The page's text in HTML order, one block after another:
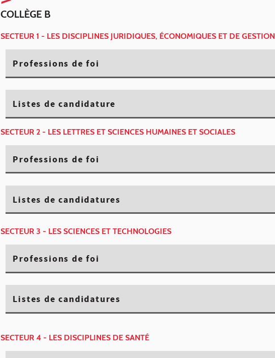
COLLÈGE B
SECTEUR 1 - LES DISCIPLINES JURIDIQUES, ÉCONOMIQUES ET DE GESTION
Professions de foi
Listes de candidature
SECTEUR 2 - LES LETTRES ET SCIENCES HUMAINES ET SOCIALES
Professions de foi
Listes de candidatures
SECTEUR 3 - LES SCIENCES ET TECHNOLOGIES
Professions de foi
Listes de candidatures
SECTEUR 4 - LES DISCIPLINES DE SANTÉ